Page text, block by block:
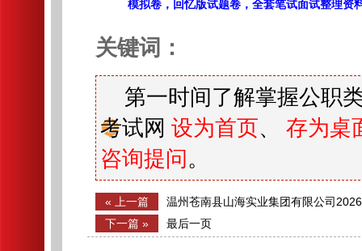
模拟卷，回忆版试题卷，全套笔试面试整理资
关键词：
第一时间了解掌握公职
考试网 设为首页、 存为桌
咨询提问 。
« 上一篇 温州苍南县山海实业集团有限公司
开招聘工作人员19人公告
下一篇 » 最后一页